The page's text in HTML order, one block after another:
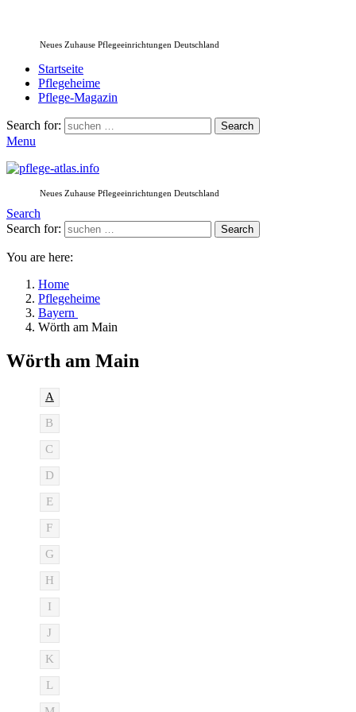
Neues Zuhause Pflegeeinrichtungen Deutschland
Startseite
Pflegeheime
Pflege-Magazin
Search for: Search
Menu
Neues Zuhause Pflegeeinrichtungen Deutschland
Search
Search for:
Search
You are here:
Home
Pflegeheime
Bayern
Wörth am Main
Wörth am Main
A
B
C
D
E
F
G
H
I
J
K
L